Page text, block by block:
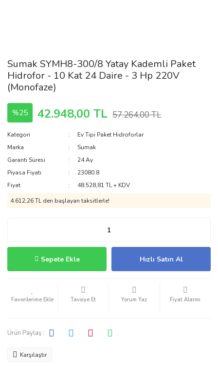
Sumak SYMH8-300/8 Yatay Kademli Paket
Hidrofor - 10 Kat 24 Daire - 3 Hp 220V
(Monofaze)
%25 42.948,00 TL 57.264,00 TL
Kategori
Ev Tipi Paket Hidroforlar
Marka
Sumak
Garanti Süresi
24 Ay
Piyasa Fiyatı
23080.8
Fiyat
48.528,81 TL + KDV
4.612,26 TL den başlayan taksitlerle!
Sepete Ekle Hızlı Satın Al
Tavsiye Et Yorum Yaz Fiyat Alarmı
Ürün Paylaş :
Karşılaştır